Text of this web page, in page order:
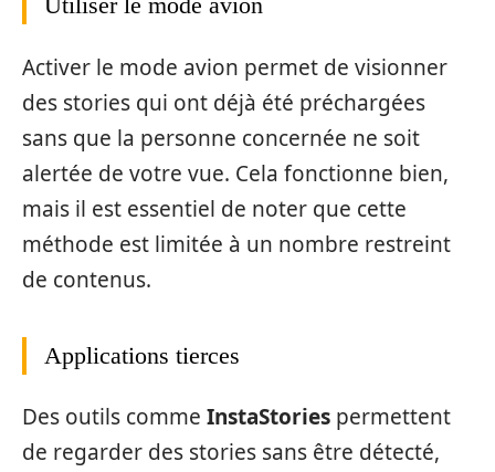
Activer le mode avion permet de visionner
des stories qui ont déjà été préchargées
sans que la personne concernée ne soit
alertée de votre vue. Cela fonctionne bien,
mais il est essentiel de noter que cette
méthode est limitée à un nombre restreint
de contenus.
Applications tierces
Des outils comme InstaStories permettent
de regarder des stories sans être détecté,